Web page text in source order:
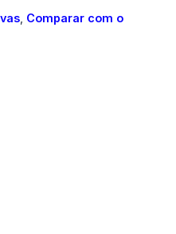
Comparar com o